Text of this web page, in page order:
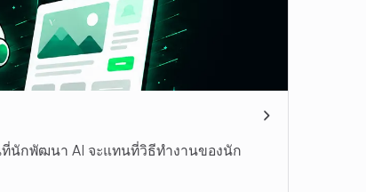
ที่นักพัฒนา AI จะแทนที่วิธีทำงานของนัก